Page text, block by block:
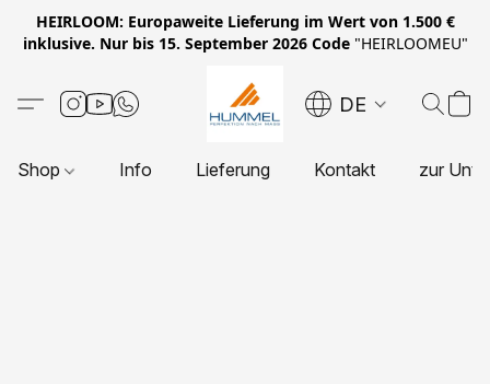
HEIRLOOM: Europaweite Lieferung im Wert von 1.500 €
inklusive. Nur bis 15. September 2026 Code"HEIRLOOMEU"
DE
Shop Info Lieferung Kontakt zur